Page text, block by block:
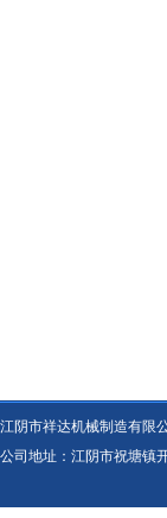
江阴市祥达机械制造有限
公司地址：江阴市祝塘镇